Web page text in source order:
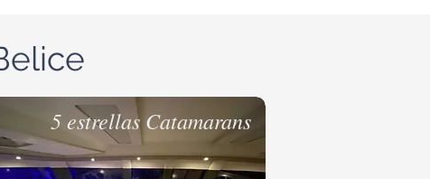
5 estrellas Catamarans